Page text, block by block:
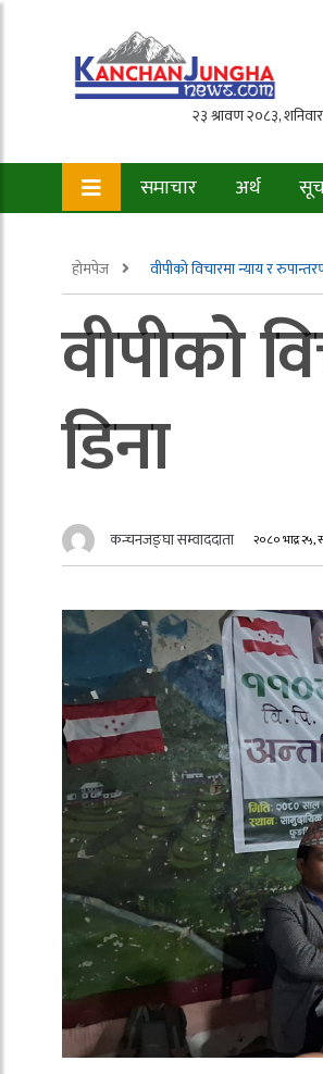
समाचार अर्थ
होमपेज वीपीको विचारमा न्याय र
वीपीको
डिना
कन्चनजङ्घा सम्वाददाता २०८० भाद्र २५,